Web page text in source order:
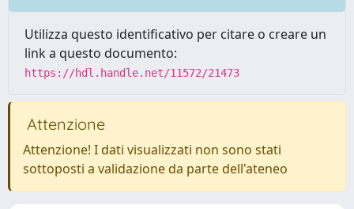
Utilizza questo identificativo per citare o creare un
link a questo documento:
https://hdl.handle.net/11572/21473
Attenzione
Attenzione! I dati visualizzati non sono stati
sottoposti a validazione da parte dell'ateneo